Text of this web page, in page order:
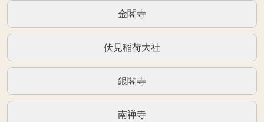
金閣寺
伏見稲荷大社
銀閣寺
南禅寺